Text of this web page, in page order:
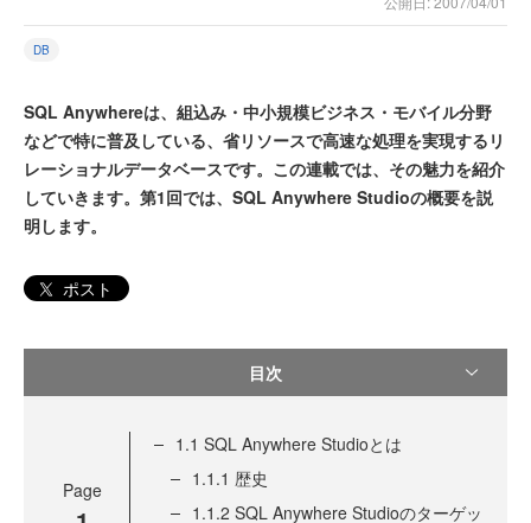
DB
SQL Anywhereは、組込み・中小規模ビジネス・モバイル分野
などで特に普及している、省リソースで高速な処理を実現するリ
レーショナルデータベースです。この連載では、その魅力を紹介
していきます。第1回では、SQL Anywhere Studioの概要を説
明します。
ポスト
目次
Page
1.1 SQL Anywhere Studioとは
1.1.1 歴史
1.1.2 SQL Anywhere Studioのターゲッ